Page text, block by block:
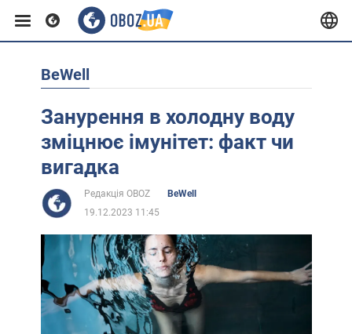
Європа
США
Африка
Життя
BeWell
Занурення в холодну воду
зміцнює імунітет: факт чи
вигадка
Редакція OBOZ
BeWell
19.12.2023 11:45